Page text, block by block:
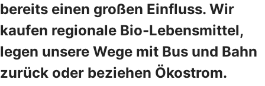
bereits einen großen Einfluss. Wir
kaufen regionale Bio-Lebensmittel,
legen unsere Wege mit Bus und Bahn
zurück oder beziehen Ökostrom.